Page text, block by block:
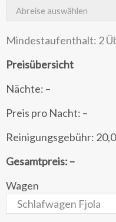
Mindestaufenthalt: 2
Preisübersicht
Nächte: –
Preis pro Nacht: –
Reinigungsgebühr:
Gesamtpreis: –
Wagen